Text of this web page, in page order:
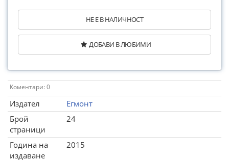
НЕ Е В НАЛИЧНОСТ
ДОБАВИ В ЛЮБИМИ
Коментари: 0
Издател
Егмонт
Брой
страници
24
Година на
издаване
2015